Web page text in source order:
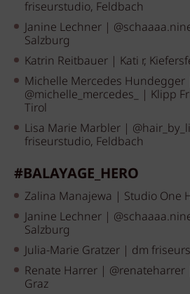
friseurstudio, Feldbach
Janine Lechner |
Salzburg
Katrin Reitbauer | Kati r,
Michelle Mercedes Hundegger
@michelle_mercedes_ | Klipp
Tirol
Lisa Marie Marbler |
friseurstudio, Feldbach
#BALAYAGE_HERO
Zalina Manajewa | Studio One
Janine Lechner |
Salzburg
Julia-Marie Gratzer | dm
Renate Harrer |
Graz